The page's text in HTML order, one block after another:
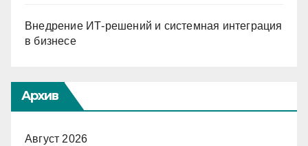
Внедрение ИТ-решений и системная интеграция
в бизнесе
Архив
Август 2026